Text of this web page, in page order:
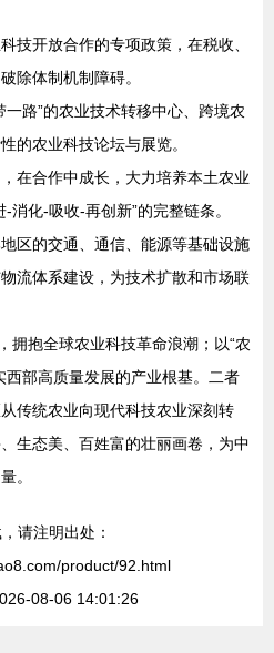
技开放合作的专项政策，在税收、
除体制机制障碍。
一路”的农业技术转移中心、跨境农
的农业科技论坛与展览。
，在合作中成长，大力培养本土农业
消化-吸收-再创新”的完整链条。
区的交通、通信、能源等基础设施
流体系建设，为技术扩散和市场联
拥抱全球农业科技革命浪潮；以“农
西部高质量发展的产业根基。二者
传统农业向现代科技农业深刻转
生态美、百姓富的壮丽画卷，为中
。
请注明出处：
product/92.html
08-06 14:01:26